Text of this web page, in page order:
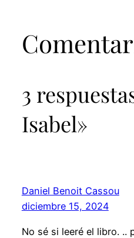
3
Isabel»
Daniel Benoit Cassou
diciembre 15, 2024
No sé si leeré el libro. ..